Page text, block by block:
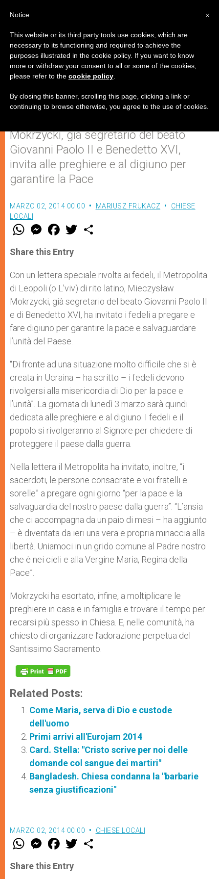
In Ucraina: preghiere e digiuno
per impedire la guerra
Mokrzycki, già segretario del beato
Giovanni Paolo II e Benedetto XVI,
invita alle preghiere e al digiuno per
garantire la Pace
MARZO 02, 2014 00:00 MARIUSZ FRUKACZ
CHIESE
LOCALI
W
t
s
p
p
M
e
s
e
g
e
r
F
a
e
b
o
k
w
r
Share this Entry
Con un lettera speciale rivolta ai fedeli, il Metropolita
di Leopoli (o L’viv) di rito latino, Mieczysław
Mokrzycki, già segretario del beato Giovanni Paolo II
e di Benedetto XVI, ha invitato i fedeli a pregare e
fare digiuno per garantire la pace e salvaguardare
l’unità del Paese.
“Di fronte ad una situazione molto difficile che si è
creata in Ucraina – ha scritto – i fedeli devono
rivolgersi alla misericordia di Dio per la pace e
l’unità”. La giornata di lunedì 3 marzo sarà quindi
dedicata alle preghiere e al digiuno. I fedeli e il
popolo si rivolgeranno al Signore per chiedere di
proteggere il paese dalla guerra.
Nella lettera il Metropolita ha invitato, inoltre, “i
sacerdoti, le persone consacrate e voi fratelli e
sorelle” a pregare ogni giorno “per la pace e la
salvaguardia del nostro paese dalla guerra”. “L’ansia
che ci accompagna da un paio di mesi – ha aggiunto
– è diventata da ieri una vera e propria minaccia alla
libertà. Uniamoci in un grido comune al Padre nostro
che è nei cieli e alla Vergine Maria, Regina della
Pace”.
Mokrzycki ha esortato, infine, a moltiplicare le
preghiere in casa e in famiglia e trovare il tempo per
recarsi più spesso in Chiesa. E, nelle comunità, ha
chiesto di organizzare l’adorazione perpetua del
Santissimo Sacramento.
Related Posts:
Come Maria, serva di Dio e custode
dell'uomo
Primi arrivi all'Eurojam 2014
Card. Stella: "Cristo scrive per noi delle
domande col sangue dei martiri"
Bangladesh. Chiesa condanna la "barbarie
senza giustificazioni"
MARZO 02, 2014 00:00 CHIESE LOCALI
W
t
s
M
e
s
e
F
a
e
b
w
Share this Entry
x
Notice
This website or its third party tools use cookies, which are
necessary to its functioning and required to achieve the
purposes illustrated in the cookie policy. If you want to know
more or withdraw your consent to all or some of the cookies,
please refer to the cookie policy
By closing this banner, scrolling this page, clicking a link or
continuing to browse otherwise, you agree to the use of cookies.